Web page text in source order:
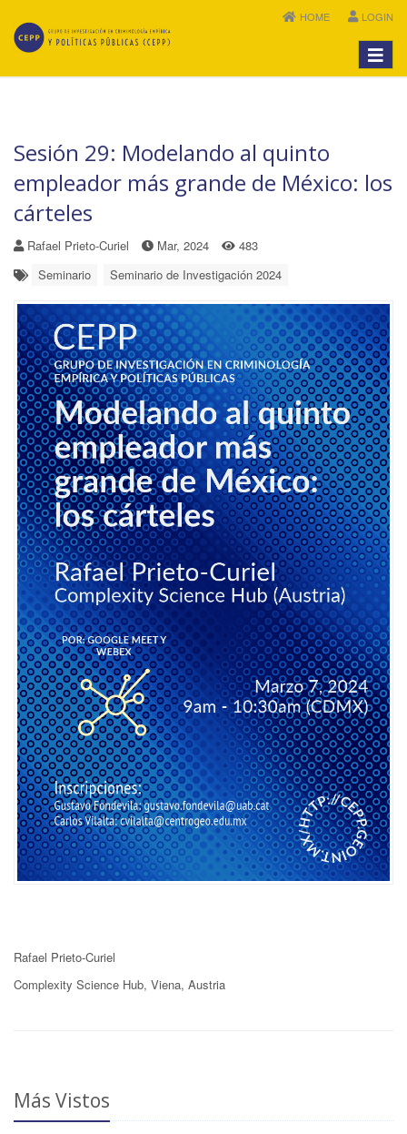
HOME LOGIN
Menú
Sesión 29: Modelando al quinto
empleador más grande de México: los
cárteles
Rafael Prieto-Curiel Mar, 2024
483
Seminario
Seminario de Investigación 2024
Rafael Prieto-Curiel
Complexity Science Hub, Viena, Austria
Más Vistos